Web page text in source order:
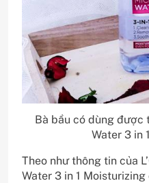
Bà bầu có dùng
Water 3 in
Theo như thông tin của
Water 3 in 1